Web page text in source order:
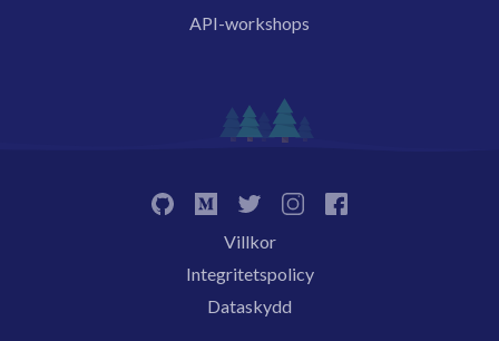
API-workshops
Villkor
Integritetspolicy
Dataskydd